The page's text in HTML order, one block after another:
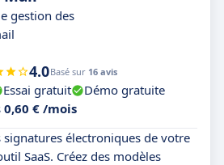
gestion des
4.0Basé sur 16 avis
Essai gratuit
Démo gratuite
0,60 € /mois
signatures électroniques de votre
SaaS. Créez des modèles